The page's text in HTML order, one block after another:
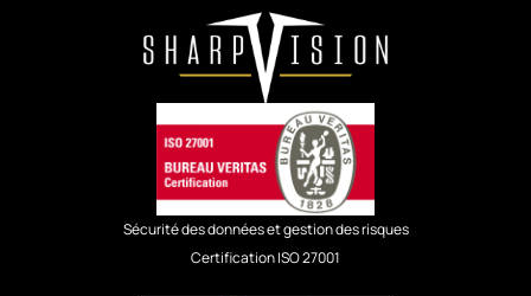
Sécurité des données et gestion des risques
Certification ISO 27001